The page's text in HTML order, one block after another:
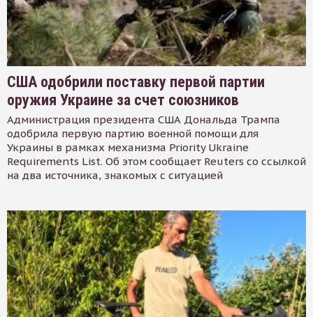
США одобрили поставку первой партии
оружия Украине за счет союзников
Администрация президента США Дональда Трампа
одобрила первую партию военной помощи для
Украины в рамках механизма Priority Ukraine
Requirements List. Об этом сообщает Reuters со ссылкой
на два источника, знакомых с ситуацией